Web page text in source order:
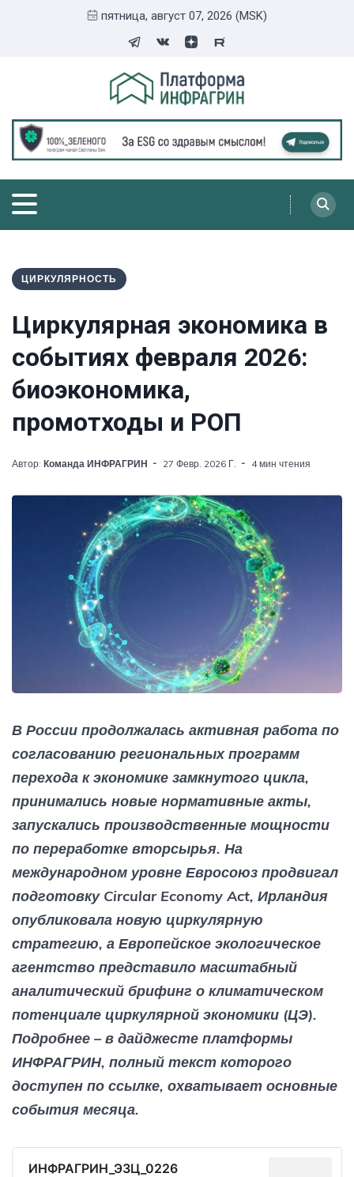
пятница, август 07, 2026 (MSK)
ЦИРКУЛЯРНОСТЬ
Циркулярная экономика в
событиях февраля 2026:
биоэкономика,
промотходы и РОП
Автор: Команда ИНФРАГРИН 27 Февр. 2026 Г. 4 мин чтения
В России продолжалась активная работа по
согласованию региональных программ
перехода к экономике замкнутого цикла,
принимались новые нормативные акты,
запускались производственные мощности
по переработке вторсырья. На
международном уровне Евросоюз продвигал
подготовку Circular Economy Act, Ирландия
опубликовала новую циркулярную
стратегию, а Европейское экологическое
агентство представило масштабный
аналитический брифинг о климатическом
потенциале циркулярной экономики (ЦЭ).
Подробнее – в дайджесте платформы
ИНФРАГРИН, полный текст которого
доступен по ссылке, охватывает основные
события месяца.
ИНФРАГРИН_ЭЗЦ_0226